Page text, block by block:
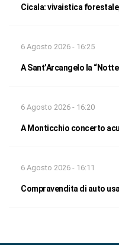
Cicala: vivaistica
6 Agosto 2026 - 16:25
A Sant’Arcangelo la
6 Agosto 2026 - 16:20
A Monticchio concerto
6 Agosto 2026 - 16:11
Compravendita di auto